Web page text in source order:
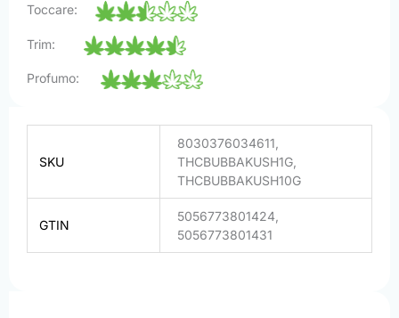
Toccare:
Trim:
Profumo:
SKU
8030376034611,
THCBUBBAKUSH1G,
THCBUBBAKUSH10G
GTIN
5056773801424,
5056773801431